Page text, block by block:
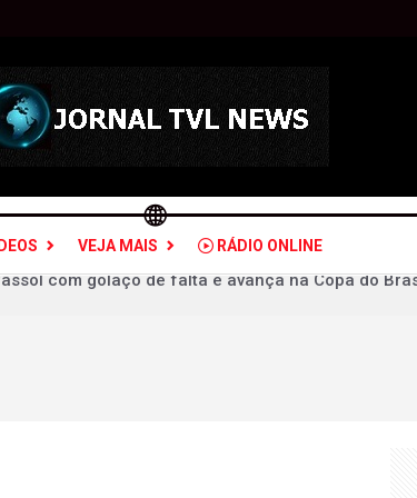
VEJA MAIS RÁDIO ONLINE
e se garante nas quartas de final da Copa do Brasil
Bolsonaro frustra ala feminina do PL